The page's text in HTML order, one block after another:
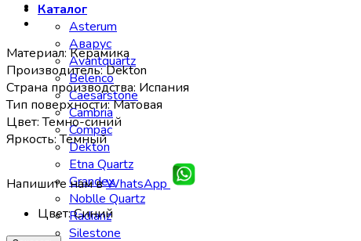
Каталог
Asterum
Аварус
Avantquartz
Belenco
Caesarstone
Cambria
Compac
Dekton
Etna Quartz
Grandex
Noblle Quartz
Radianz
Silestone
Материал: Керамика
Производитель: Dekton
Страна производства: Испания
Тип поверхности: Матовая
Цвет: Темно-синий
Яркость: Темный
Напишите нам вWhatsApp
Цвет:Синий